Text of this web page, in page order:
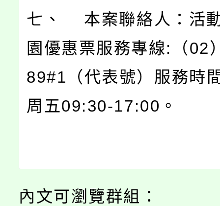
七、 本案聯絡人：活
園優惠票服務專線:（02
89#1（代表號）服務時
周五09:30-17:00。
內文可瀏覽群組：